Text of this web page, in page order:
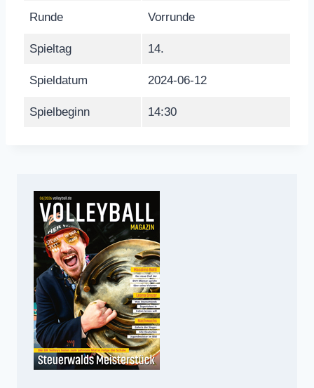
Runde Vorrunde
Spieltag 14.
Spieldatum 2024-06-12
Spielbeginn 14:30